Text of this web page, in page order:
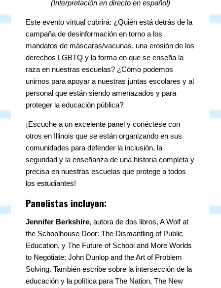
(Interpretación en directo en español)
Este evento virtual cubrirá: ¿Quién está detrás de la
campaña de desinformación en torno a los
mandatos de máscaras/vacunas, una erosión de los
derechos LGBTQ y la forma en que se enseña la
raza en nuestras escuelas? ¿Cómo podemos
unirnos para apoyar a nuestras juntas escolares y al
personal que están siendo amenazados y para
proteger la educación pública?
¡Escuche a un excelente panel y conéctese con
otros en Illinois que se están organizando en sus
comunidades para defender la inclusión, la
seguridad y la enseñanza de una historia completa y
precisa en nuestras escuelas que protege a todos
los estudiantes!
Panelistas incluyen:
Jennifer Berkshire, autora de dos libros, A Wolf at
the Schoolhouse Door: The Dismantling of Public
Education, y The Future of School and More Worlds
to Negotiate: John Dunlop and the Art of Problem
Solving. También escribe sobre la intersección de la
educación y la política para The Nation, The New